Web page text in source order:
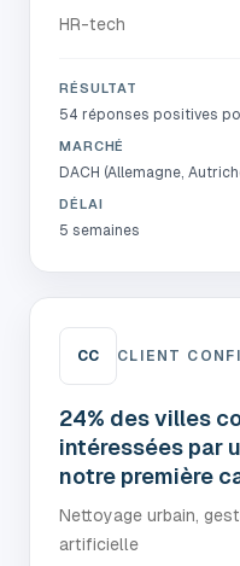
HR-tech
RÉSULTAT
54 réponses positives
MARCHÉ
DACH (Allemagne,
DÉLAI
5 semaines
CC CLIENT
24% des villes
intéressées par
notre première
Nettoyage urbain,
artificielle